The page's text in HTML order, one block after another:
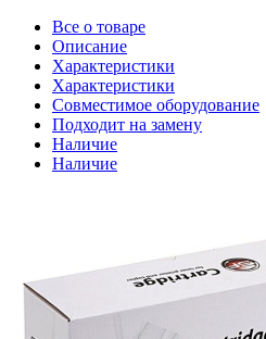
Все о товаре
Описание
Характеристики
Характеристики
Совместимое оборудование
Подходит на замену
Наличие
Наличие